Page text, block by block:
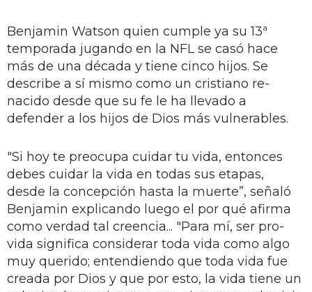
Benjamin Watson quien cumple ya su 13ª
temporada jugando en la NFL se casó hace
más de una década y tiene cinco hijos. Se
describe a sí mismo como un cristiano re-
nacido desde que su fe le ha llevado a
defender a los hijos de Dios más vulnerables.
"Si hoy te preocupa cuidar tu vida, entonces
debes cuidar la vida en todas sus etapas,
desde la concepción hasta la muerte”, señaló
Benjamin explicando luego el por qué afirma
como verdad tal creencia... "Para mí, ser pro-
vida significa considerar toda vida como algo
muy querido; entendiendo que toda vida fue
creada por Dios y que por esto, la vida tiene un